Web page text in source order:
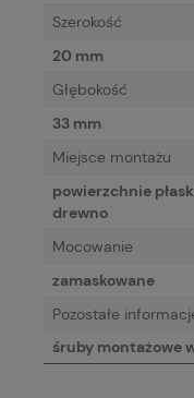
Szerokość
20 mm
Głębokość
33 mm
Miejsce montażu
powierzchnie
drewno
Mocowanie
zamaskowane
Pozostałe
śruby montażowe